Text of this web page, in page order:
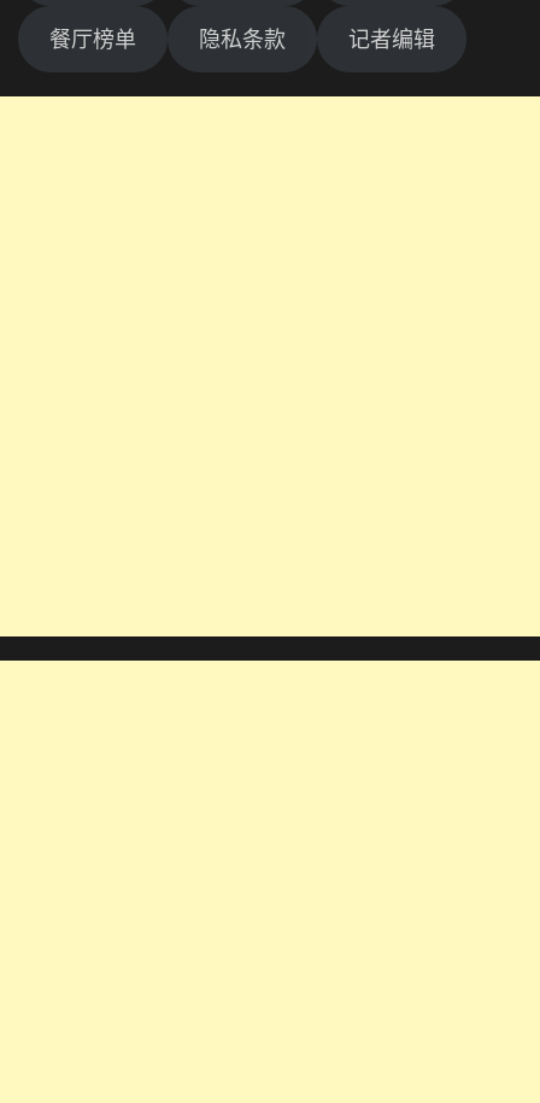
餐厅榜单 隐私条款 记者编辑